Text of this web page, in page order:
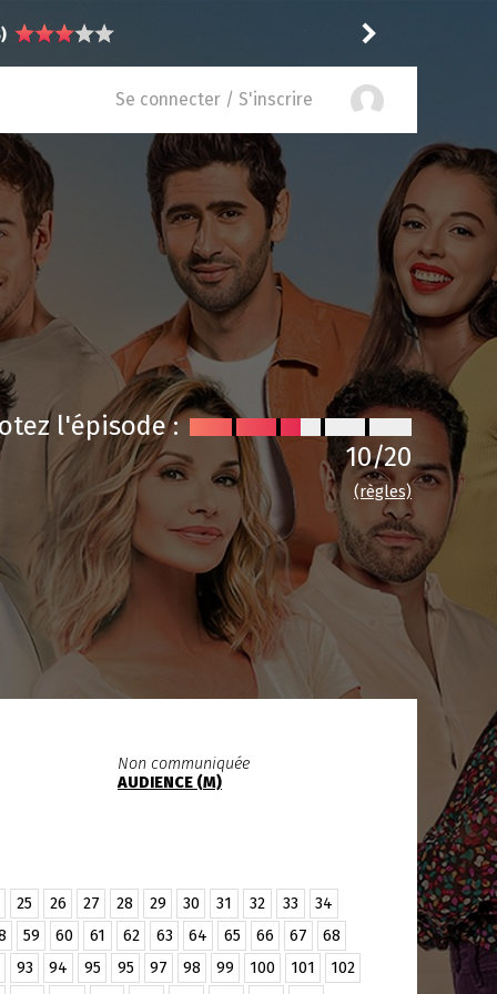
(US) 3. spécial
Se connecter / S'inscrire
l'épisode :
10/20
(règles)
Non communiquée
AUDIENCE (M)
25 26 27 28 29 30 31 32 33
34
59 60 61 62 63 64 65 66 67
68
93
94 95 95 97 98 99 100 101
102